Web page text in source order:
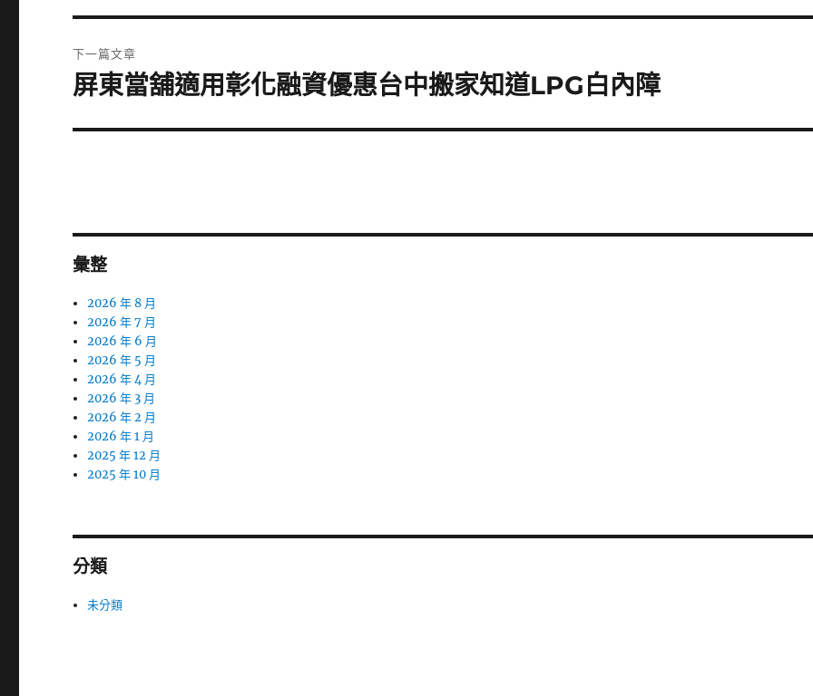
篇
文
章:
下一篇文章
下
篇
屏東當舖適用彰化融資優惠台中搬家知道LPG白內障
彙整
2026 年 8 月
2026 年 7 月
2026 年 6 月
2026 年 5 月
2026 年 4 月
2026 年 3 月
2026 年 2 月
2026 年 1 月
2025 年 12 月
2025 年 10 月
分類
未分類